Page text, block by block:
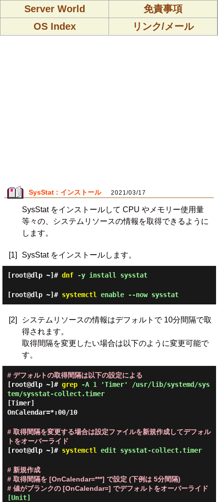
Server World
免責事項
OS Index
リンク/メール
SysStat : インストール 2021/03/17
SysStat をインストールして CPU やメモリー使用量
等々の、システムリソースの情報を取得できるように
します。
[1] SysStat をインストールします。
[root@dlp ~]# dnf-y install sysstat
[root@dlp ~]# systemctl enable --now sysstat
[2]
システムリソースの情報はデフォルトで 10分間隔で取
得されます。
取得間隔を変更したい場合は以下のように変更可能で
す。
# デフォルトの取得間隔は以下の設定による
[root@dlp ~]# grep-A 1 'Timer' /usr/lib/systemd/sys
tem/sysstat-collect.timer
[Timer]
OnCalendar=*:00/10
# 取得間隔を変更する場合は設定ファイルを新規作成してデフォル
トをオーバーライド
[root@dlp ~]# systemctl edit sysstat-collect.timer
# 新規作成
# 取得間隔を [OnCalendar=***] で設定 (下例は 5分間隔)
# 値がブランクの [OnCalendar=] でデフォルトをオーバーライド
[Unit]